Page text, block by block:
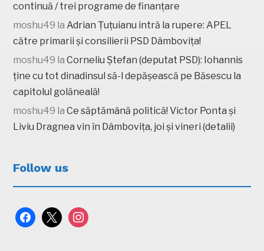
continuă / trei programe de finanțare
moshu49 laAdrian Țuțuianu intră la rupere: APEL
către primarii și consilierii PSD Dâmbovița!
moshu49 laCorneliu Ștefan (deputat PSD): Iohannis
ține cu tot dinadinsul să-l depășească pe Băsescu la
capitolul golăneală!
moshu49 laCe săptămână politică! Victor Ponta și
Liviu Dragnea vin în Dâmbovița, joi și vineri (detalii)
Follow us
facebook
x instagram